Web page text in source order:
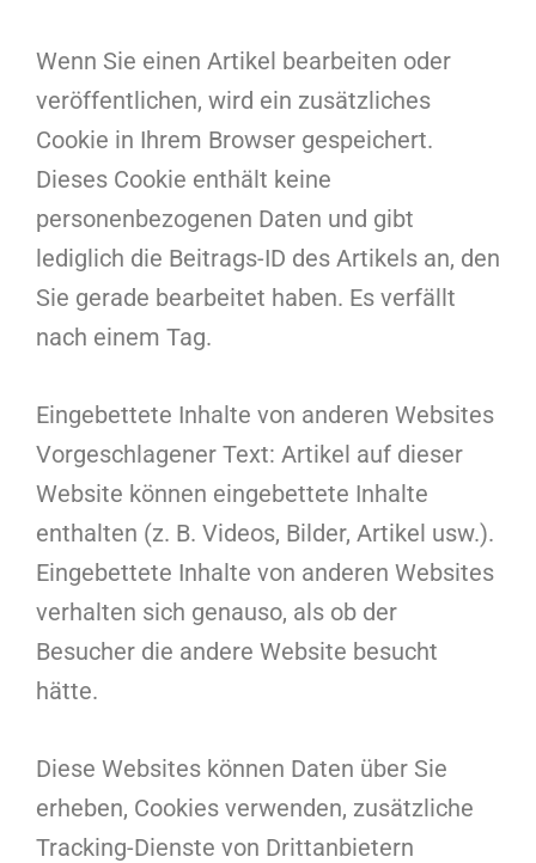
Wenn Sie einen Artikel bearbeiten oder
veröffentlichen, wird ein zusätzliches
Cookie in Ihrem Browser gespeichert.
Dieses Cookie enthält keine
personenbezogenen Daten und gibt
lediglich die Beitrags-ID des Artikels an, den
Sie gerade bearbeitet haben. Es verfällt
nach einem Tag.
Eingebettete Inhalte von anderen Websites
Vorgeschlagener Text: Artikel auf dieser
Website können eingebettete Inhalte
enthalten (z. B. Videos, Bilder, Artikel usw.).
Eingebettete Inhalte von anderen Websites
verhalten sich genauso, als ob der
Besucher die andere Website besucht
hätte.
Diese Websites können Daten über Sie
erheben, Cookies verwenden, zusätzliche
Tracking-Dienste von Drittanbietern